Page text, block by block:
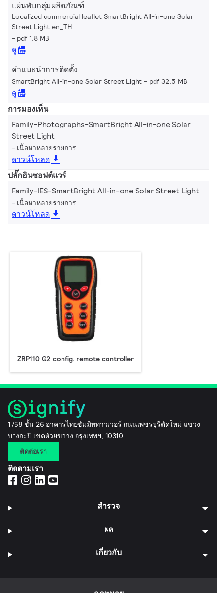
แผ่นพับกลุ่มผลิตภัณฑ์
Localized commercial leaflet SmartBright All-in-one Solar
Street Light en_TH
pdf 1.8 MB
ดู
คำแนะนำการติดตั้ง
SmartBright All-in-one Solar Street Light pdf 32.5 MB
ดู
การมองเห็น
Family-Photographs-SmartBright All-in-one Solar
Street Light
เนื้อหาหลายรายการ
ดาวน์โหลด
ปลั๊กอินซอฟต์แวร์
Family-IES-SmartBright All-in-one Solar Street Light
เนื้อหาหลายรายการ
ดาวน์โหลด
ZRP110 G2 config. remote controller
1768 ชั้น 26 อาคารไทยซัมมิททาวเวอร์ ถนนเพชรบุรีตัดใหม่ แขวง
บางกะปิ เขตห้วยขวาง กรุงเทพฯ, 10310
ติดต่อเรา
ติดตามเรา
สำรวจ
ผล
เกี่ยวกับ